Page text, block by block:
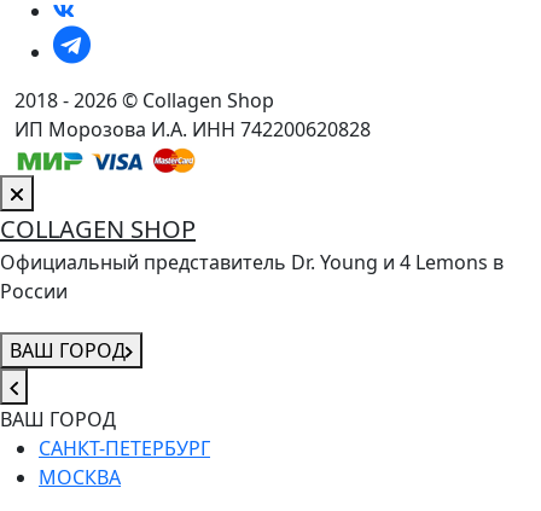
2018 - 2026 © Collagen Shop
ИП Морозова И.А. ИНН 742200620828
COLLAGEN SHOP
Официальный представитель Dr. Young и 4 Lemons в
России
ВАШ ГОРОД
ВАШ ГОРОД
САНКТ-ПЕТЕРБУРГ
МОСКВА